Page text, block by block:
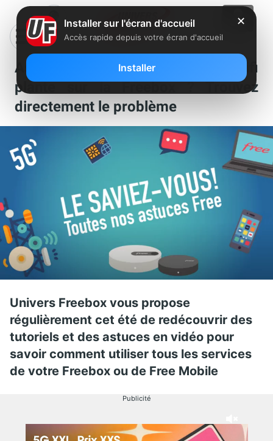
Astuce Free en vidéo : Votre wifi
plante sur la Freebox ? Trouvez
directement le problème
Univers Freebox vous propose
régulièrement cet été de redécouvrir des
tutoriels et des astuces en vidéo pour
savoir comment utiliser tous les services
de votre Freebox ou de Free Mobile
Publicité
✕
Installer sur l'écran d'accueil
Accès rapide depuis votre écran d'accueil
Installer